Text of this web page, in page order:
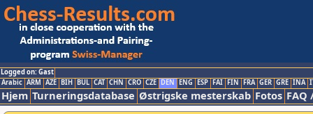
Logged on: Gast
Arabic ARM AZE BIH BUL CAT CHN CRO CZE DEN ENG ESP FAI FIN FRA GER GRE INA
Hjem Turneringsdatabase Østrigske mesterskab Fotos FAQ